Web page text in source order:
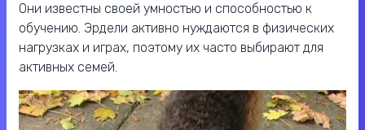
Они известны своей умностью и способностью к
обучению. Эрдели активно нуждаются в физических
нагрузках и играх, поэтому их часто выбирают для
активных семей.